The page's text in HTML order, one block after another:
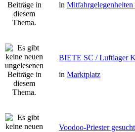
in
BIETE SC / Luftlager
in Marktplatz
Voodoo-Priester gesucht